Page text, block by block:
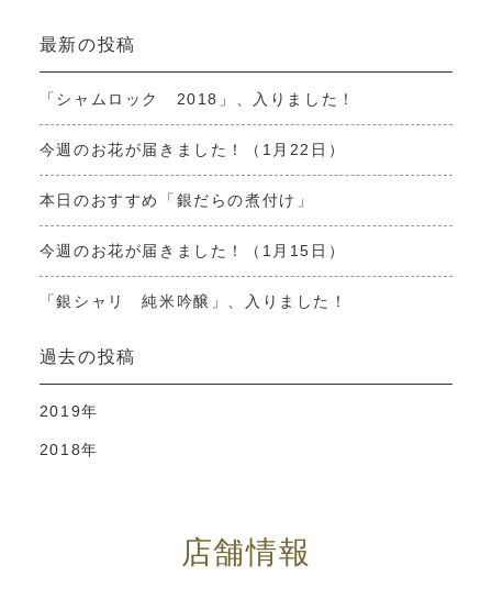
最新の投稿
「シャムロック 2018」、入りました！
今週のお花が届きました！（1月22日）
本日のおすすめ「銀だらの煮付け」
今週のお花が届きました！（1月15日）
「銀シャリ 純米吟醸」、入りました！
過去の投稿
2019年
2018年
店舗情報